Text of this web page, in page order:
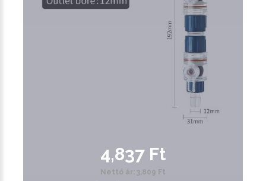
4,837 Ft
Nettó ár: 3,809 Ft